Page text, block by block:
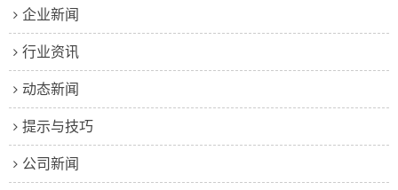
企业新闻
行业资讯
动态新闻
提示与技巧
公司新闻